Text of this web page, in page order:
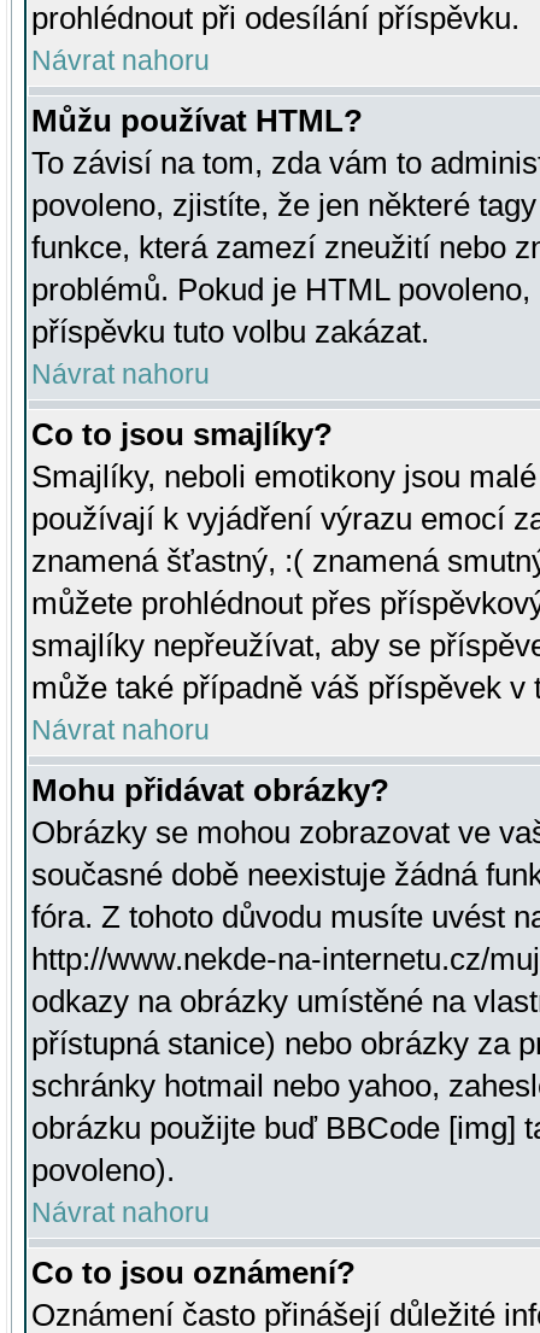
prohlédnout při odesílání příspěvku.
Návrat nahoru
Můžu používat HTML?
To závisí na tom, zda vám to
povoleno, zjistíte, že jen některé
funkce, která zamezí zneužití nebo
problémů. Pokud je HTML
příspěvku tuto volbu zakázat.
Návrat nahoru
Co to jsou smajlíky?
Smajlíky, neboli emotikony jsou
používají k vyjádření výrazu emocí
znamená šťastný, :( znamená
můžete prohlédnout přes
smajlíky nepřeužívat, aby se
může také případně váš příspěvek v
Návrat nahoru
Mohu přidávat obrázky?
Obrázky se mohou zobrazovat ve
současné době neexistuje žádná
fóra. Z tohoto důvodu musíte uvést
http://www.nekde-na-internetu.cz/
odkazy na obrázky umístěné na
přístupná stanice) nebo obrázky za
schránky hotmail nebo yahoo,
obrázku použijte buď BBCode [img]
povoleno).
Návrat nahoru
Co to jsou oznámení?
Oznámení často přinášejí důležité